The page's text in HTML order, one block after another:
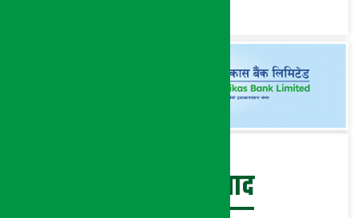
बेथिति मुर्दाबाद